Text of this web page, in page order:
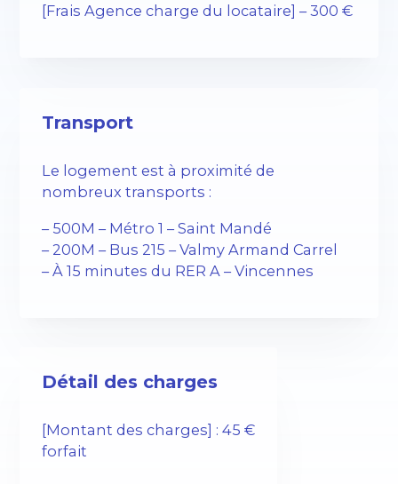
[Frais Agence charge du locataire] – 300 €
Transport
Le logement est à proximité de
nombreux transports :
– 500M – Métro 1 – Saint Mandé
– 200M – Bus 215 – Valmy Armand Carrel
– À 15 minutes du RER A – Vincennes
Détail des charges
[Montant des charges] : 45 €
forfait